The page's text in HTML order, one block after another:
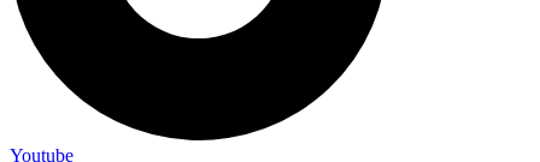
Youtube